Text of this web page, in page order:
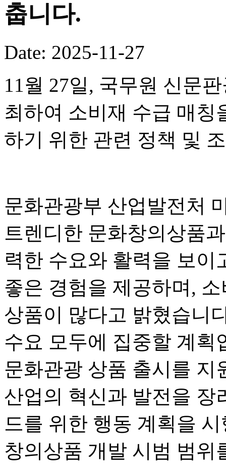
춥니다.
Date: 2025-11-27
11월 27일, 국무원 신문
최하여 소비재 수급 매칭
하기 위한 관련 정책 및
문화관광부 산업발전처
트렌디한 문화창의상품
력한 수요와 활력을 보이
좋은 경험을 제공하며,
상품이 많다고 밝혔습니
수요 모두에 집중할 계획
문화관광 상품 출시를 지
산업의 혁신과 발전을 장
드를 위한 행동 계획을
창의상품 개발 시범 범위